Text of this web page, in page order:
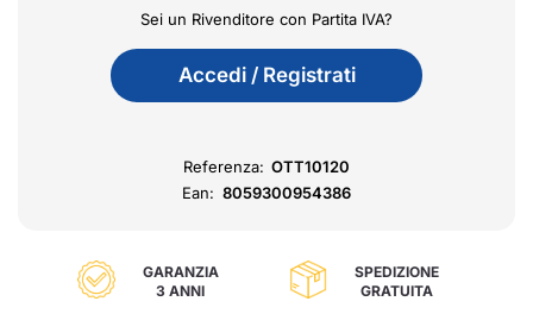
Sei un Rivenditore con Partita IVA?
Accedi / Registrati
Referenza: OTT10120
Ean: 8059300954386
GARANZIA
3 ANNI
SPEDIZIONE
GRATUITA